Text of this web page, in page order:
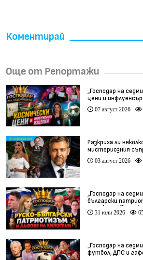
Коментирай
Още от Репортажи
„Господар на
цени и
07 август 2026
Разкриха ли
мистериозния
03 август 2026
„Господар на
български
тарикати (видео)
31 юли 2026
„Господар на
футбол, ДПС и